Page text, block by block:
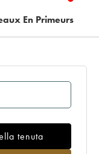
En Primeurs
tenuta